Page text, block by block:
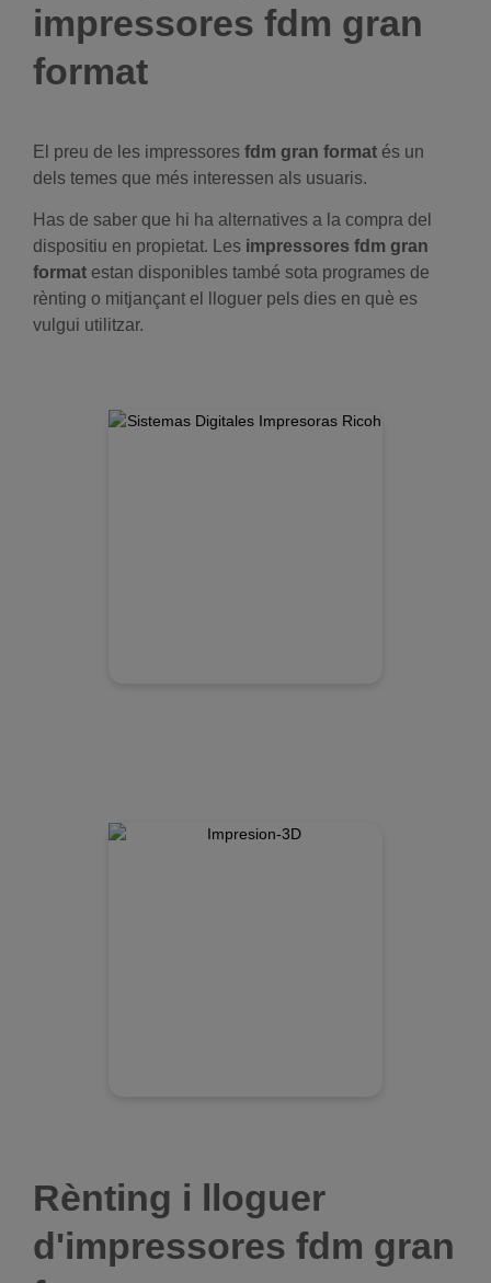
impressores fdm gran
format
El preu de les impressores fdm gran format és un
dels temes que més interessen als usuaris.
Has de saber que hi ha alternatives a la compra del
dispositiu en propietat. Les impressores fdm gran
format estan disponibles també sota programes de
rènting o mitjançant el lloguer pels dies en què es
vulgui utilitzar.
Rènting i lloguer
d'impressores fdm gran